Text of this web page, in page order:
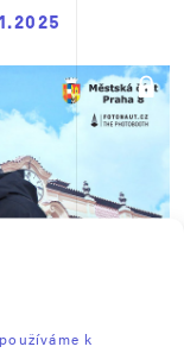
k